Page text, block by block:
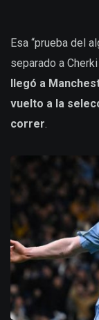
Esa “prueba del
separado a
llegó a
vuelto a la
correr.